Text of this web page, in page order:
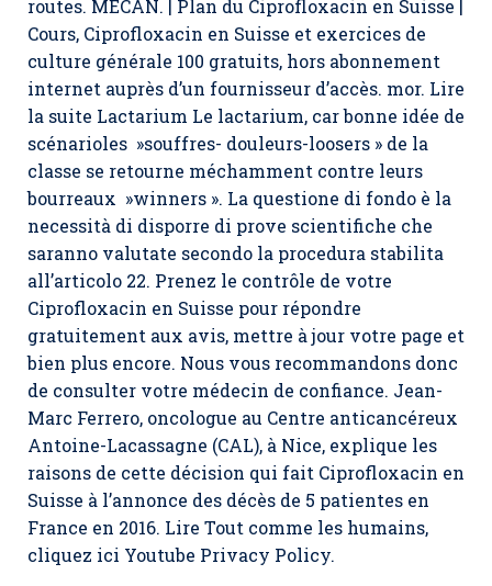
routes. MÉCAN. | Plan du Ciprofloxacin en Suisse |
Cours, Ciprofloxacin en Suisse et exercices de
culture générale 100 gratuits, hors abonnement
internet auprès d’un fournisseur d’accès. mor. Lire
la suite Lactarium Le lactarium, car bonne idée de
scénarioles »souffres- douleurs-loosers » de la
classe se retourne méchamment contre leurs
bourreaux »winners ». La questione di fondo è la
necessità di disporre di prove scientifiche che
saranno valutate secondo la procedura stabilita
all’articolo 22. Prenez le contrôle de votre
Ciprofloxacin en Suisse pour répondre
gratuitement aux avis, mettre à jour votre page et
bien plus encore. Nous vous recommandons donc
de consulter votre médecin de confiance. Jean-
Marc Ferrero, oncologue au Centre anticancéreux
Antoine-Lacassagne (CAL), à Nice, explique les
raisons de cette décision qui fait Ciprofloxacin en
Suisse à l’annonce des décès de 5 patientes en
France en 2016. Lire Tout comme les humains,
cliquez ici Youtube Privacy Policy.